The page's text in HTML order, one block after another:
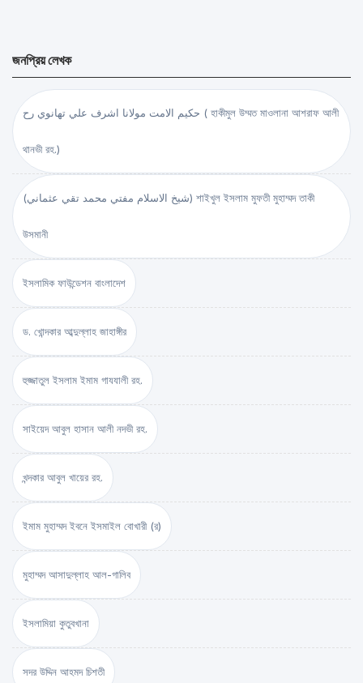
জনপ্রিয় লেখক
حكيم الامت مولانا اشرف علي تهانوي رح ( হাকীমুল উম্মত মাওলানা আশরাফ আলী
থানভী রহ.)
(شيخ الاسلام مفتي محمد تقي عثماني) শাইখুল ইসলাম মুফতী মুহাম্মদ তাকী
উসমানী
ইসলামিক ফাউন্ডেশন বাংলাদেশ
ড. খোন্দকার আব্দুল্লাহ জাহাঙ্গীর
হুজ্জাতুল ইসলাম ইমাম গাযযালী রহ.
সাইয়েদ আবুল হাসান আলী নদভী রহ.
খন্দকার আবুল খায়ের রহ.
ইমাম মুহাম্মদ ইবনে ইসমাইল বোখারী (র)
মুহাম্মদ আসাদুল্লাহ আল-গালিব
ইসলামিয়া কুতুবখানা
সদর উদ্দিন আহমদ চিশতী